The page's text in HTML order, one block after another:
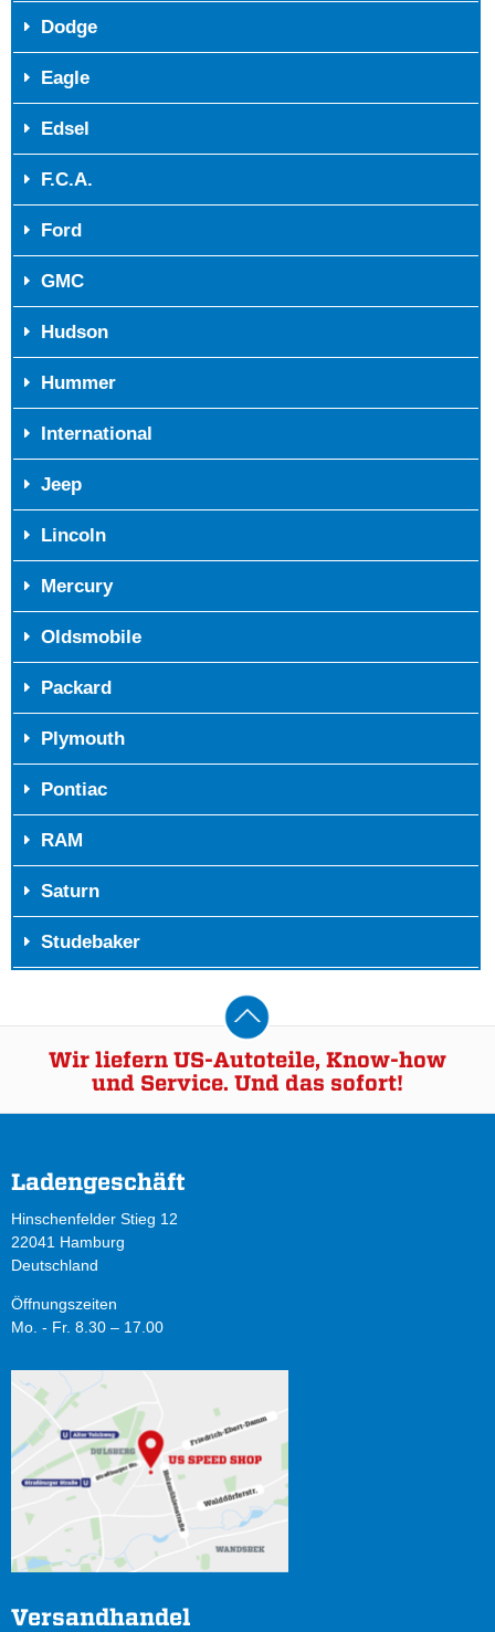
Dodge
Eagle
Edsel
F.C.A.
Ford
GMC
Hudson
Hummer
International
Jeep
Lincoln
Mercury
Oldsmobile
Packard
Plymouth
Pontiac
RAM
Saturn
Studebaker
Wir liefern US-Autoteile, Know-how
und Service. Und das sofort!
Ladengeschäft
Hinschenfelder Stieg 12
22041 Hamburg
Deutschland
Öffnungszeiten
Mo. - Fr. 8.30 – 17.00
Versandhandel